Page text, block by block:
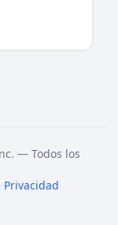
— Todos los
Privacidad